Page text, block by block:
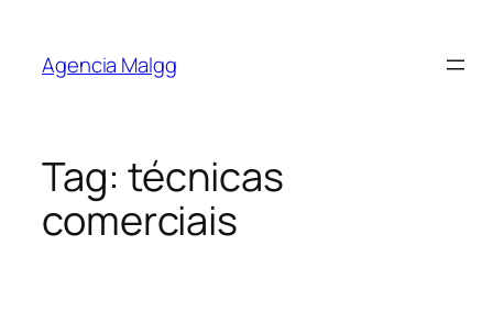
Agencia Malgg
Tag: técnicas
comerciais